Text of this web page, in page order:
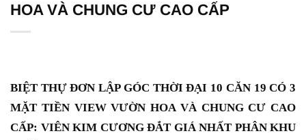
HOA VÀ CHUNG CƯ CAO CẤP
BIỆT THỰ ĐƠN LẬP GÓC THỜI ĐẠI 10 CĂN 19 CÓ 3
MẶT TIỀN VIEW VƯỜN HOA VÀ CHUNG CƯ CAO
CẤP: VIÊN KIM CƯƠNG ĐẮT GIÁ NHẤT PHÂN KHU